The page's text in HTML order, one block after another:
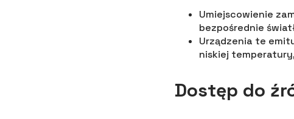
Umiejscowienie
bezpośrednie
Urządzenia te
niskiej
Dostęp do